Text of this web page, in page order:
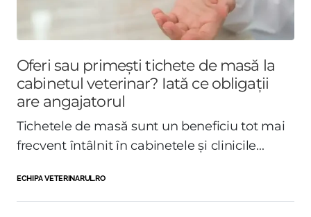
Oferi sau primești tichete de masă la
cabinetul veterinar? Iată ce obligații
are angajatorul
Tichetele de masă sunt un beneficiu tot mai
frecvent întâlnit în cabinetele și clinicile...
ECHIPA VETERINARUL.RO